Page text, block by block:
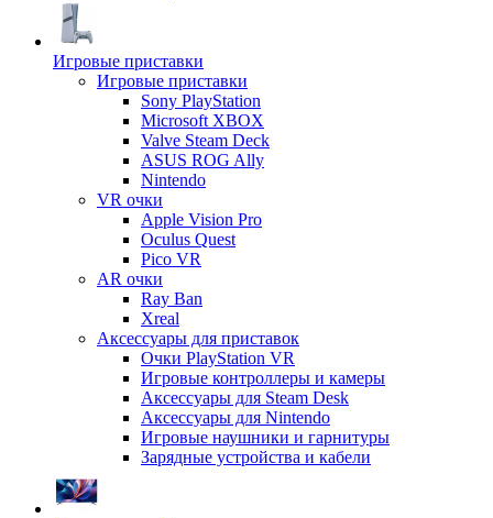
Игровые приставки
Игровые приставки
Sony PlayStation
Microsoft XBOX
Valve Steam Deck
ASUS ROG Ally
Nintendo
VR очки
Apple Vision Pro
Oculus Quest
Pico VR
AR очки
Ray Ban
Xreal
Аксессуары для приставок
Очки PlayStation VR
Игровые контроллеры и камеры
Аксессуары для Steam Desk
Аксессуары для Nintendo
Игровые наушники и гарнитуры
Зарядные устройства и кабели